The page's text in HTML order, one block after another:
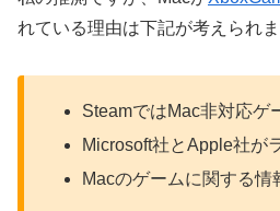
れている理由は下記が考えられま
SteamではMac非対応ゲ
Microsoft社とApple社が
Macのゲームに関する情